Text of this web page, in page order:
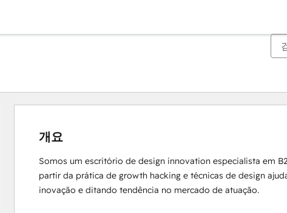
개요
Somos um escritório de design innovation especialista em
partir da prática de growth hacking e técnicas de design
inovação e ditando tendência no mercado de atuação.